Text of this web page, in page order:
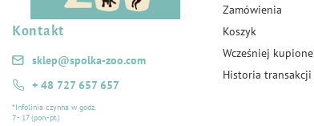
Kontakt
sklep@spolka-zoo.com
+ 48 727 657 657
*Infolinia czynna w godz.
7 - 17 (pon.-pt.)
Zamówienia
Koszyk
Wcześniej kupione
Historia transakcji